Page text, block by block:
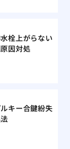
栓上がらない
因対処
キー合鍵紛失